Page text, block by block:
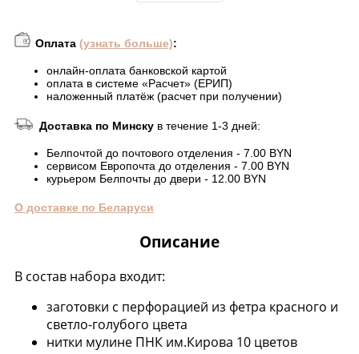
Оплата (узнать больше):
онлайн-оплата банковской картой
оплата в системе «Расчет» (ЕРИП)
наложенный платёж (расчет при получении)
Доставка по Минску в течение 1-3 дней:
Белпочтой до почтового отделения - 7.00 BYN
сервисом Европочта до отделения - 7.00 BYN
курьером Белпочты до двери - 12.00 BYN
О доставке по Беларуси
Описание
В состав набора входит:
заготовки с перфорацией из фетра красного и
светло-голубого цвета
нитки мулине ПНК им.Кирова 10 цветов